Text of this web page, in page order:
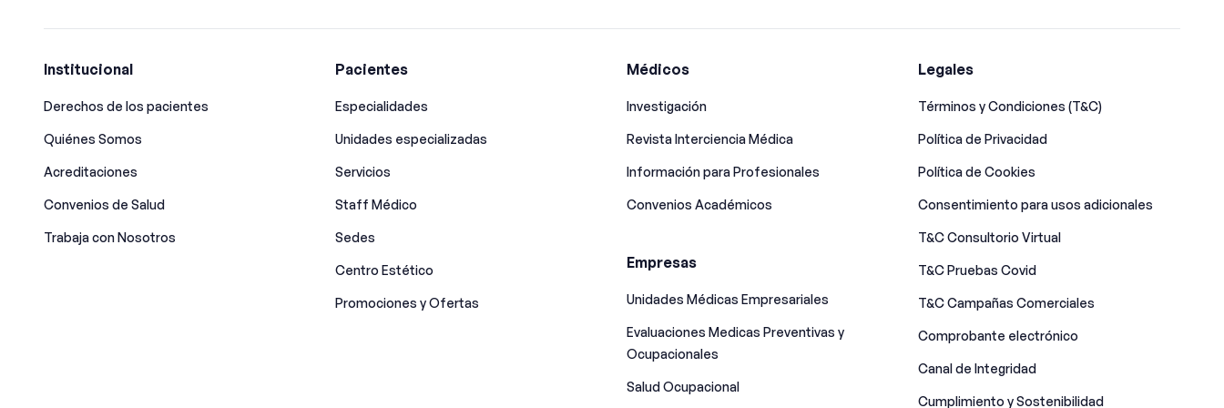
Institucional
Derechos de los pacientes
Quiénes Somos
Acreditaciones
Convenios de Salud
Trabaja con Nosotros
Pacientes
Especialidades
Unidades especializadas
Servicios
Staff Médico
Sedes
Centro Estético
Promociones y Ofertas
Médicos
Investigación
Revista Interciencia Médica
Información para Profesionales
Convenios Académicos
Empresas
Unidades Médicas Empresariales
Evaluaciones Medicas Preventivas y
Ocupacionales
Salud Ocupacional
Legales
Términos y Condiciones (T&C)
Política de Privacidad
Política de Cookies
Consentimiento para usos adicionales
T&C Consultorio Virtual
T&C Pruebas Covid
T&C Campañas Comerciales
Comprobante electrónico
Canal de Integridad​
Cumplimiento y Sostenibilidad